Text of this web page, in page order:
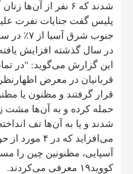
شدند که ۶ نفر از آن‌ها
پلیس گفت جنایات نفرت
در سال گذشته افزایش
این گزارش می‌گوید: "در
قربانیان در معرض
قرار گرفتند و مظنون یا
حمله کرده و به آن‌ها مشت
شدند و یا به آن‌ها تف
می‌افزاید که در ۴
آسیایی، مظنونین چین را
کووید۱۹ معرفی می‌کردند.